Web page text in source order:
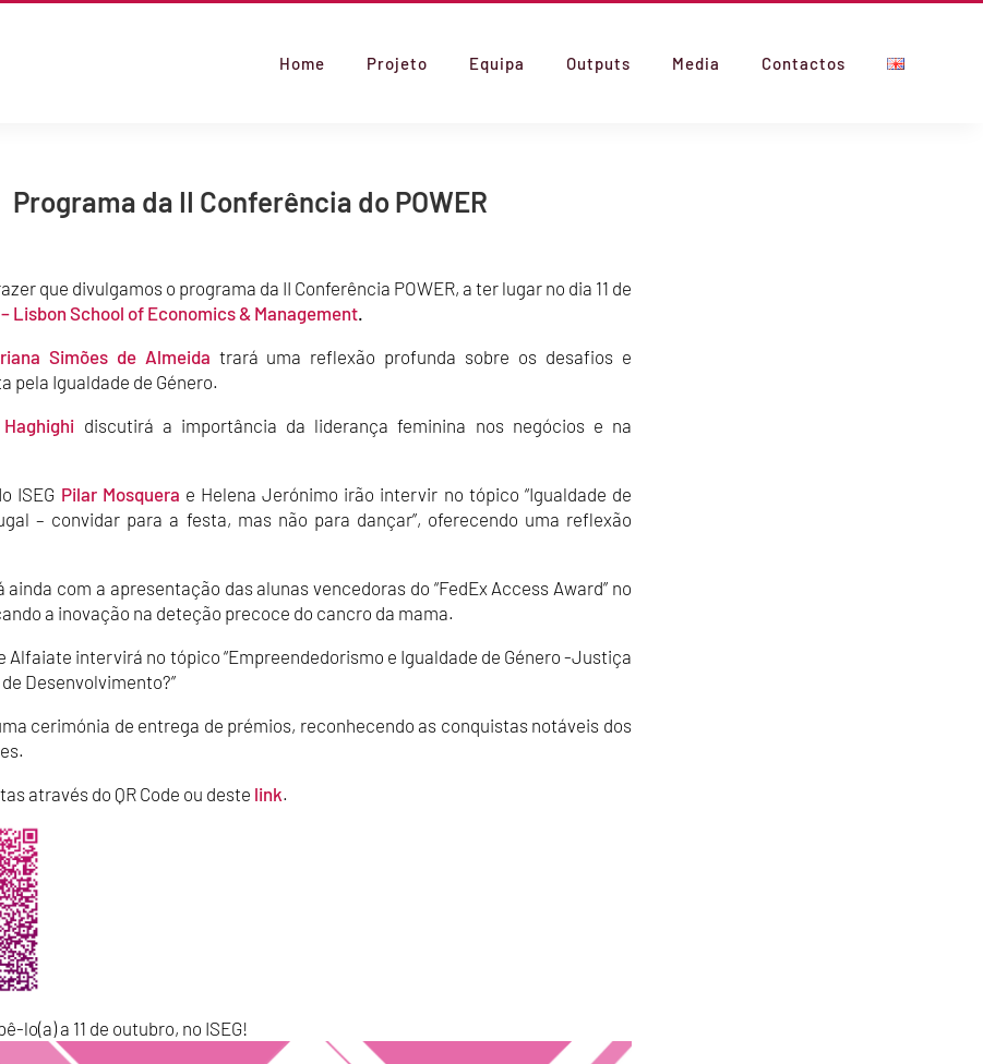
Home Projeto Equipa Outputs Media Contactos
Programa da II Conferência do POWER
que divulgamos o programa da II Conferência POWER, a ter lugar no dia 11 de
– Lisbon School of Economics & Management.
Simões de Almeida trará uma reflexão profunda sobre os desafios e
pela Igualdade de Género.
discutirá a importância da liderança feminina nos negócios e na
ISEG Pilar Mosquera e Helena Jerónimo irão intervir no tópico “Igualdade de
– convidar para a festa, mas não para dançar”, oferecendo uma reflexão
ainda com a apresentação das alunas vencedoras do “FedEx Access Award” no
a inovação na deteção precoce do cancro da mama.
Alfaiate intervirá no tópico “Empreendedorismo e Igualdade de Género -Justiça
Desenvolvimento?”
cerimónia de entrega de prémios, reconhecendo as conquistas notáveis dos
através do QR Code ou deste link.
lo(a) a 11 de outubro, no ISEG!